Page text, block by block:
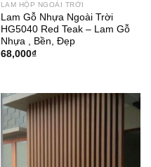
LAM HỘP NGOÀI TRỜI
Lam Gỗ Nhựa Ngoài Trời
HG5040 Red Teak – Lam Gỗ
Nhựa , Bền, Đẹp
68,000₫